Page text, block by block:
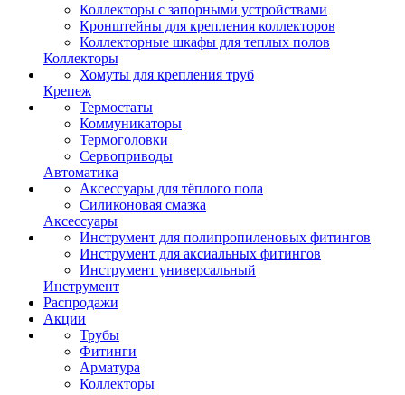
Коллекторы с запорными устройствами
Кронштейны для крепления коллекторов
Коллекторные шкафы для теплых полов
Коллекторы
Хомуты для крепления труб
Крепеж
Термостаты
Коммуникаторы
Термоголовки
Сервоприводы
Автоматика
Аксессуары для тёплого пола
Силиконовая смазка
Аксессуары
Инструмент для полипропиленовых фитингов
Инструмент для аксиальных фитингов
Инструмент универсальный
Инструмент
Распродажи
Акции
Трубы
Фитинги
Арматура
Коллекторы